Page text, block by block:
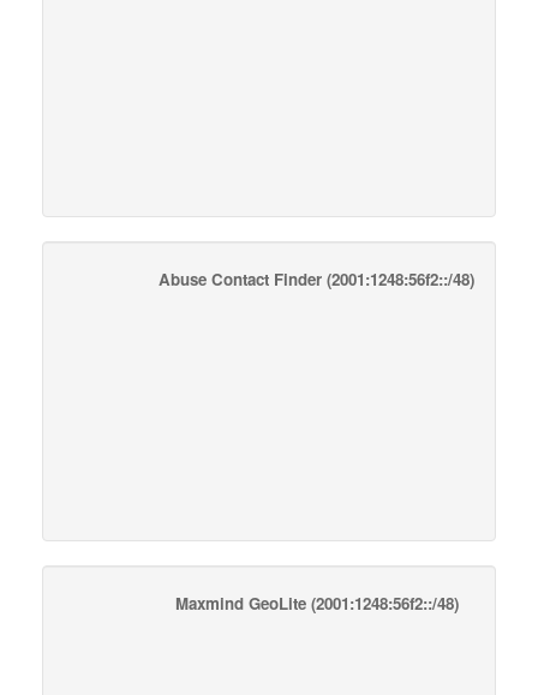
Abuse Contact Finder (2001:1248:56f2::/48)
Maxmind GeoLite(2001:1248:56f2::/48)